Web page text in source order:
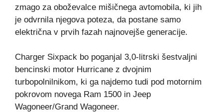
zmago za oboževalce mišičnega avtomobila, ki jih
je odvrnila njegova poteza, da postane samo
električna v prvih fazah najnovejše generacije.
Charger Sixpack bo poganjal 3,0-litrski šestvaljni
bencinski motor Hurricane z dvojnim
turbopolnilnikom, ki ga najdemo tudi pod motornim
pokrovom novega Ram 1500 in Jeep
Wagoneer/Grand Wagoneer.